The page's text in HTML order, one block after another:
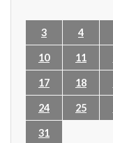
3 4
10 11
17 18
24 25
31